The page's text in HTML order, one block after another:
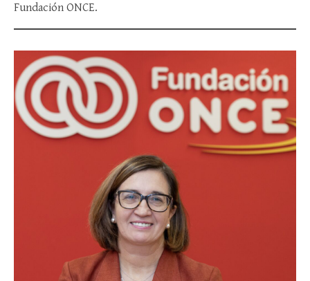
Fundación ONCE.